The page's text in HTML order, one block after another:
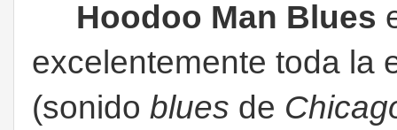
Hoodoo Man Blues
excelentemente toda la
(sonido blues de